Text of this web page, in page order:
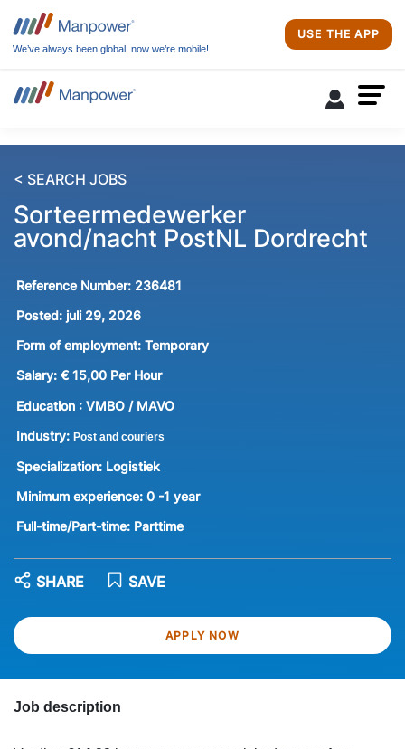
We’ve always been global, now we’re mobile!
USE THE APP
< SEARCH JOBS
Sorteermedewerker
avond/nacht PostNL Dordrecht
Reference Number: 236481
Posted: juli 29, 2026
Form of employment: Temporary
Salary: € 15,00 Per Hour
Education : VMBO / MAVO
Industry: Post and couriers
Specialization: Logistiek
Minimum experience: 0 -1 year
Full-time/Part-time: Parttime
APPLY NOW
SAVE
SHARE
Job description